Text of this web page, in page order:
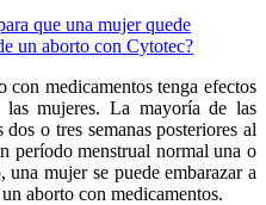
que una mujer quede
un aborto con Cytotec?
con medicamentos tenga efectos
mujeres. La mayoría de las
o tres semanas posteriores al
período menstrual normal una o
una mujer se puede embarazar a
aborto con medicamentos.